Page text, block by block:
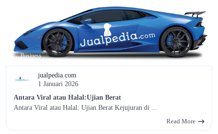
Business
jualpedia.com
1 Januari 2026
Antara Viral atau Halal:Ujian Berat
Antara Viral atau Halal: Ujian Berat Kejujuran di ...
Read More